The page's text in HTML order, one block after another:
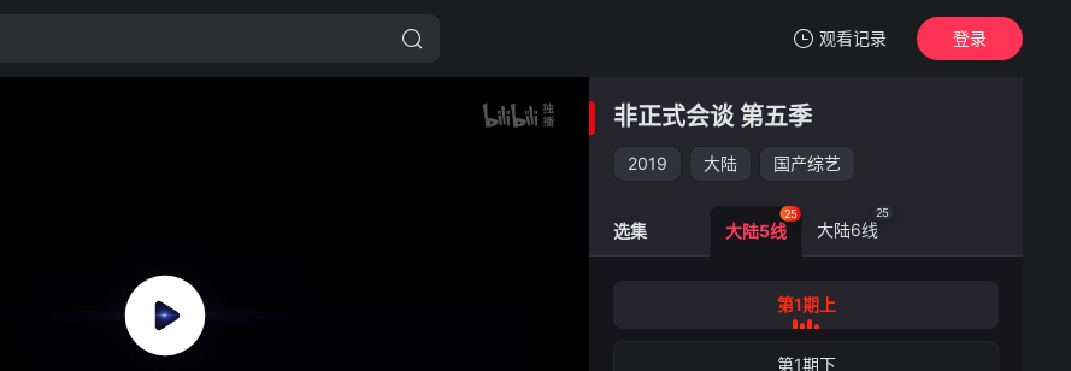
观看记录
我的观影记录
第1期上
非正式会谈 第五季
登录
非正式会谈 第五季
2019 大陆 国产综艺
非正式会谈 第五季 -第1期上
手机扫一扫继续看
选集 大陆5线
25
大陆6线
25
第1期上
第1期下